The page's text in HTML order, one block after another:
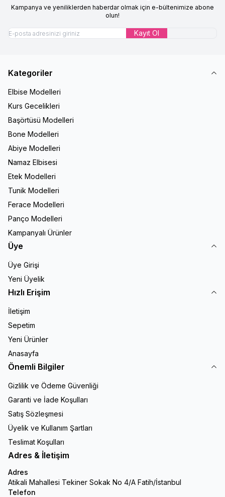
Kampanya ve yeniliklerden haberdar olmak için e-bültenimize abone
olun!
Kayıt Ol
Kategoriler
Elbise Modelleri
Kurs Gecelikleri
Başörtüsü Modelleri
Bone Modelleri
Abiye Modelleri
Namaz Elbisesi
Etek Modelleri
Tunik Modelleri
Ferace Modelleri
Panço Modelleri
Kampanyalı Ürünler
Üye
Üye Girişi
Yeni Üyelik
Hızlı Erişim
İletişim
Sepetim
Yeni Ürünler
Anasayfa
Önemli Bilgiler
Gizlilik ve Ödeme Güvenliği
Garanti ve İade Koşulları
Satış Sözleşmesi
Üyelik ve Kullanım Şartları
Teslimat Koşulları
Adres & İletişim
Adres
Atikali Mahallesi Tekiner Sokak No 4/A Fatih/İstanbul
Telefon